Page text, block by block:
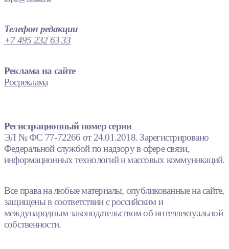
Телефон редакции
+7 495 232 63 33
Реклама на сайте
Росреклама
Регистрационный номер серии
ЭЛ № ФС 77-72266 от 24.01.2018. Зарегистрировано
Федеральной службой по надзору в сфере связи,
информационных технологий и массовых коммуникаций.
Все права на любые материалы, опубликованные на сайте,
защищены в соответствии с российским и
международным законодательством об интеллектуальной
собственности.